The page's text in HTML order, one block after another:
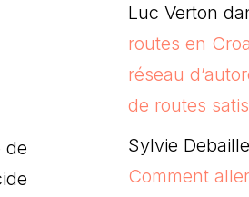
de
Luc Verton
routes en
réseau
de routes
Sylvie
Comment